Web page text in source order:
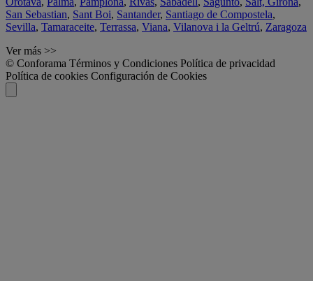
San Sebastian, Sant Boi, Santander, Santiago de Compostela,
Sevilla, Tamaraceite, Terrassa, Viana, Vilanova i la Geltrú, Zaragoza
Ver más >>
© Conforama Términos y Condiciones Política de privacidad
Política de cookies Configuración de Cookies